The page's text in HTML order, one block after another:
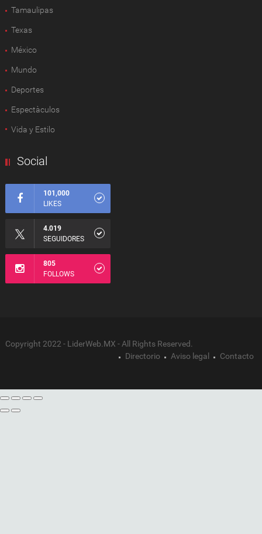
Tamaulipas
Texas
México
Mundo
Deportes
Espectàculos
Vida y Estilo
Social
101,000
LIKES
4.019
SEGUIDORES
805
FOLLOWS
Copyright 2022 - LiderWeb.MX - All Rights Reserved.
Directorio
Aviso legal Contacto